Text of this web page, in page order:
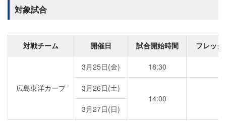
対象試合
対戦チーム 開催日 試合開始時間 フレッ
広島東洋カープ
3月25日(金) 18:30
3月26日(土)
14:00
3月27日(日)